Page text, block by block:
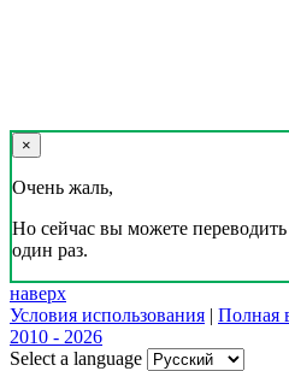
×
Очень жаль,
Но сейчас вы можете переводить
один раз.
наверх
Условия использования | Полная
2010 - 2026
Select a language